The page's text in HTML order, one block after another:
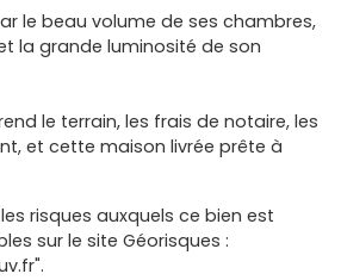
le beau volume de ses chambres,
la grande luminosité de son
le terrain, les frais de notaire, les
et cette maison livrée prête à
risques auxquels ce bien est
sur le site Géorisques :